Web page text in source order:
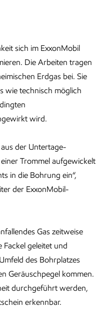
sich im ExxonMobil
Die Arbeiten tragen
Erdgas bei. Sie
wie technisch möglich
wird.
der Untertage-
Trommel aufgewickelt
in die Bohrung ein“,
der ExxonMobil-
Gas zeitweise
geleitet und
des Bohrplatzes
Geräuschpegel kommen.
durchgeführt werden,
erkennbar.